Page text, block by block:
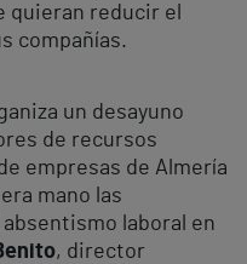
quieran reducir el
compañías.
un desayuno
de recursos
empresas de Almería
mano las
laboral en
, director